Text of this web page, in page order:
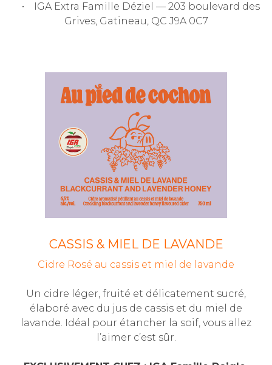
• IGA Extra Famille Déziel — 203 boulevard des
Grives, Gatineau, QC J9A 0C7
CASSIS & MIEL DE LAVANDE
Cidre Rosé au cassis et miel de lavande
Un cidre léger, fruité et délicatement sucré,
élaboré avec du jus de cassis et du miel de
lavande. Idéal pour étancher la soif, vous allez
l’aimer c’est sûr.